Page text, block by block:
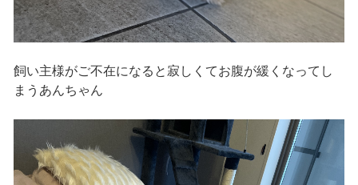
飼い主様がご不在になると寂しくてお腹が緩くなってし
まうあんちゃん